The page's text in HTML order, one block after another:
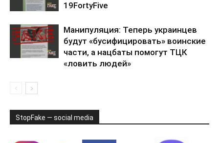
19FortyFive
Манипуляция: Теперь украинцев
будут «бусифицировать» воинские
части, а нацбаты помогут ТЦК
«ловить людей»
StopFake — social media